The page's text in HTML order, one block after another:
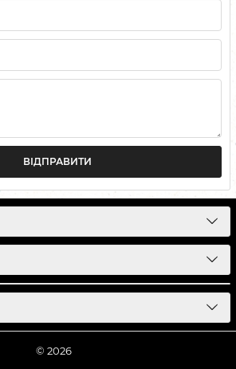
ВІДПРАВИТИ
© 2026